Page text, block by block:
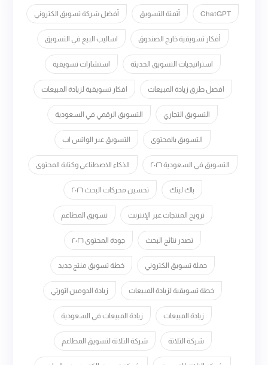
ChatGPT أتمتة التسويق أفضل شركة تسويق الكتروني
أفكار تسويقية خارج الصندوق اساليب البيع في التسويق
استراتيجيات التسويق الحديثة استشارات تسويقية
افضل طرق زيادة المبيعات افكار تسويقية لزيادة المبيعات
التسويق التجاري التسويق الرقمي في السعودية
التسويق بالمحتوى التسويق عبر الواتس اب
التسويق في السعودية ٢٠٢٦ الذكاء الاصطناعي وكتابة المحتوى
باك لينك تحسين محركات البحث ٢٠٢٦
ترويج المنتجات عبر الإنترنت تسويق المطاعم
تصدر نتائج البحث جودة المحتوى ٢٠٢٦
حملة تسويق الكتروني خطة تسويق منتج جديد
خطة تسويقية لزيادة المبيعات زيادة الدومين اثورتي
زيادة المبيعات زيادة المبيعات في السعودية
شركة التلاتة شركة التلاتة لتسويق المطاعم